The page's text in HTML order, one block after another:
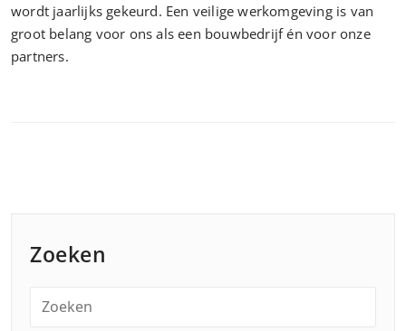
wordt jaarlijks gekeurd. Een veilige werkomgeving is van
groot belang voor ons als een bouwbedrijf én voor onze
partners.
Zoeken